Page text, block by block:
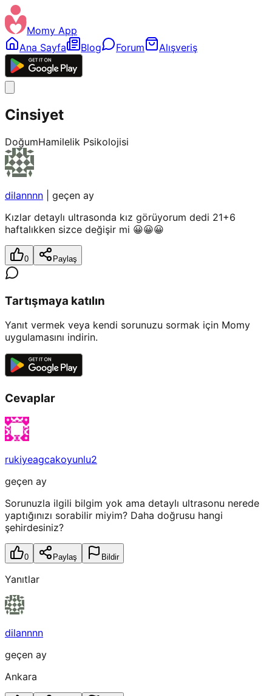
Momy App
Ana Sayfa
Blog Forum Alışveriş
Cinsiyet
DoğumHamilelik Psikolojisi
dilannnn
geçen ay
Kızlar detaylı ultrasonda kız görüyorum dedi 21+6
haftalıkken sizce değişir mi 😀😀😀
0 Paylaş
Tartışmaya katılın
Yanıt vermek veya kendi sorunuzu sormak için Momy
uygulamasını indirin.
Cevaplar
rukiyeagcakoyunlu2
geçen ay
Sorunuzla ilgili bilgim yok ama detaylı ultrasonu nerede
yaptığınızı sorabilir miyim? Daha doğrusu hangi
şehirdesiniz?
0 Paylaş Bildir
Yanıtlar
dilannnn
geçen ay
Ankara